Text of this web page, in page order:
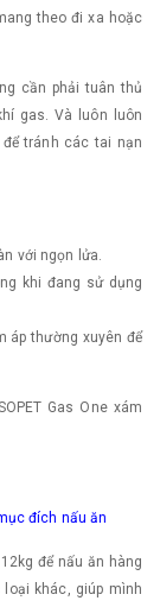
theo đi xa hoặc
cần phải tuân thủ
gas. Và luôn luôn
tránh các tai nạn
với ngọn lửa.
khi đang sử dụng
áp thường xuyên để
Gas One xám
đích nấu ăn
để nấu ăn hàng
khác, giúp mình